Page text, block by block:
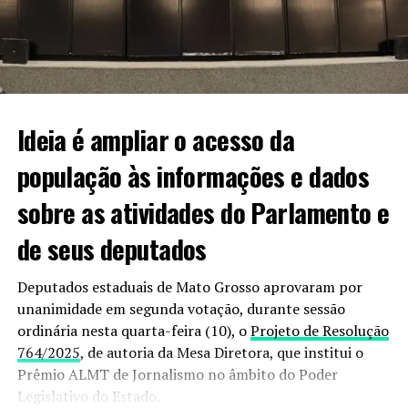
que não há motivos para ela ter sido sequestrada. “É uma
professora da cidade, não tem inimizades, então,
estamos achando tudo isso bem estranho. Estamos
mobilizados em busca de informações sobre o paradeiro
Informações podem ser passadas à polícia pelo 190
ou 187.
VEJA VIDEO DO MOMENTO;
Ideia é ampliar o acesso da
população às informações e dados
sobre as atividades do Parlamento e
de seus deputados
Deputados estaduais de Mato Grosso aprovaram por
unanimidade em segunda votação, durante sessão
ordinária nesta quarta-feira (10), oProjeto de Resolução
764/2025, de autoria da Mesa Diretora, que institui o
Prêmio ALMT de Jornalismo no âmbito do Poder
Legislativo do Estado.